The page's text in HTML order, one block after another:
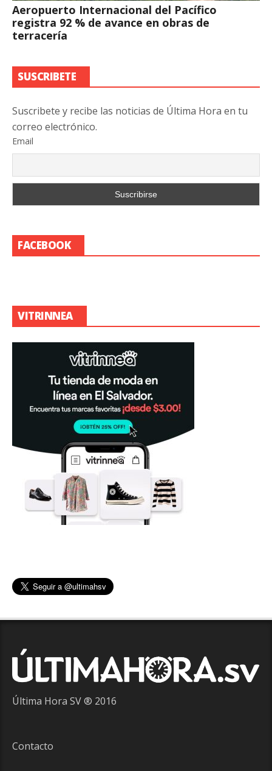
Aeropuerto Internacional del Pacífico
registra 92 % de avance en obras de
terracería
SUSCRIBETE
Suscribete y recibe las noticias de Última Hora en tu
correo electrónico.
Email
FACEBOOK
VITRINNEA
Última Hora SV ® 2016
Contacto